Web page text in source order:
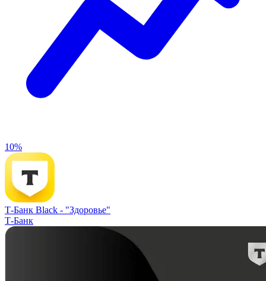
10%
Т-Банк Black - "Здоровье"
Т-Банк